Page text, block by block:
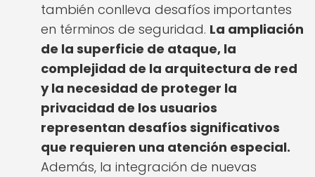
también conlleva desafíos importantes
en términos de seguridad. La ampliación
de la superficie de ataque, la
complejidad de la arquitectura de red
y la necesidad de proteger la
privacidad de los usuarios
representan desafíos significativos
que requieren una atención especial.
Además, la integración de nuevas